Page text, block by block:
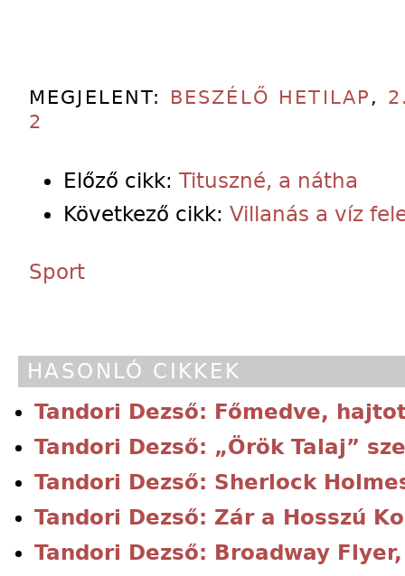
MEGJELENT: BESZÉLŐ HETILAP ,
2
Előző cikk: Tituszné, a nátha
Következő cikk: Villanás a víz
Sport
HASONLÓ CIKKEK
Tandori Dezső: Főmedve,
Tandori Dezső: „Örök Talaj”
Tandori Dezső: Sherlock
Tandori Dezső: Zár a Hosszú
Tandori Dezső: Broadway